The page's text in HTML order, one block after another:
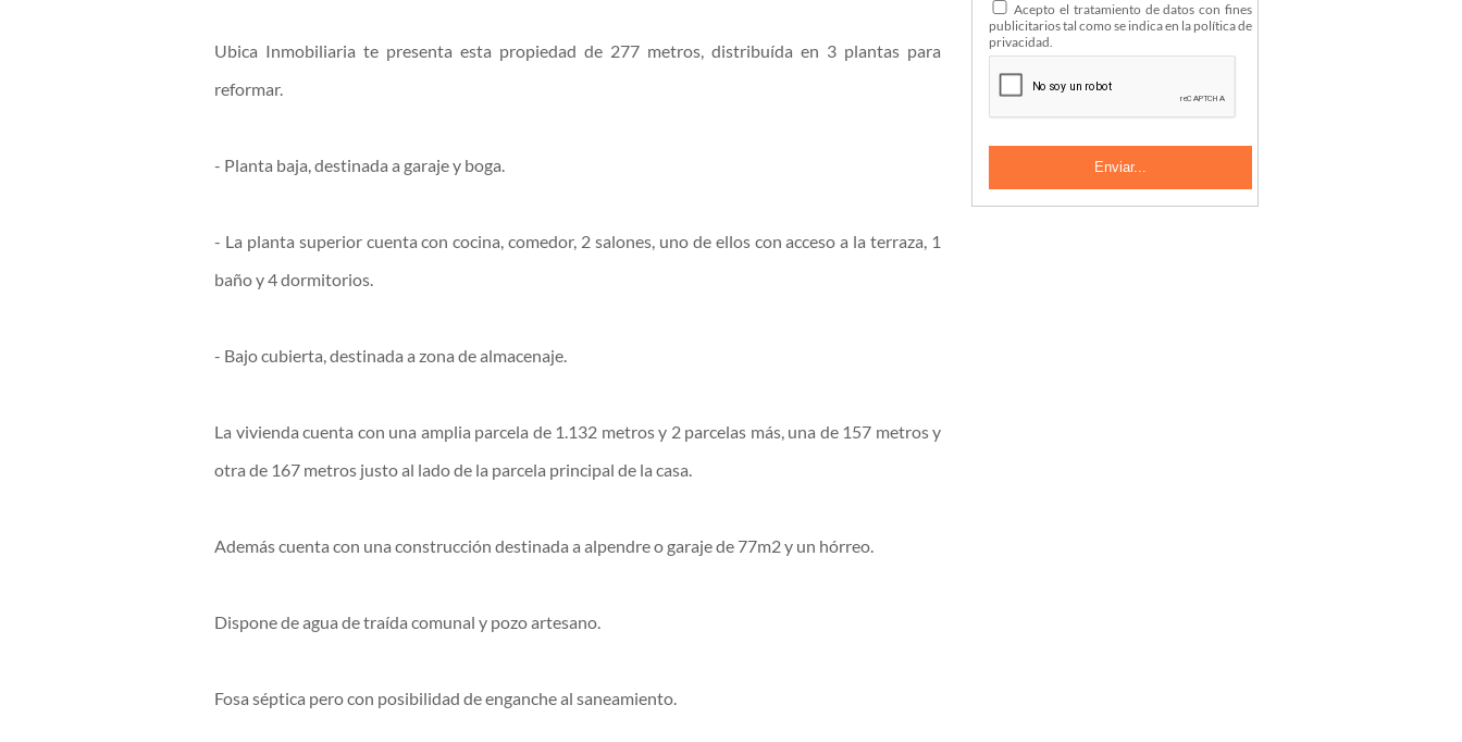
Ubica Inmobiliaria te presenta esta propiedad de 277 metros, distribuída en 3 plantas para
reformar.
- Planta baja, destinada a garaje y boga.
- La planta superior cuenta con cocina, comedor, 2 salones, uno de ellos con acceso a la terraza, 1
baño y 4 dormitorios.
- Bajo cubierta, destinada a zona de almacenaje.
La vivienda cuenta con una amplia parcela de 1.132 metros y 2 parcelas más, una de 157 metros y
otra de 167 metros justo al lado de la parcela principal de la casa.
Además cuenta con una construcción destinada a alpendre o garaje de 77m2 y un hórreo.
Dispone de agua de traída comunal y pozo artesano.
Fosa séptica pero con posibilidad de enganche al saneamiento.
Acepto el tratamiento de datos con fines
publicitarios tal como se indica en la política de
privacidad.